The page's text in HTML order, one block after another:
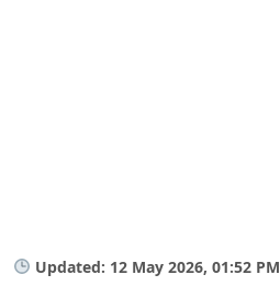
Updated: 12 May 2026, 01:52 PM